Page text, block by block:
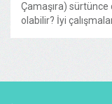
Çamaşıra)
olabilir? İyi çalışmalar